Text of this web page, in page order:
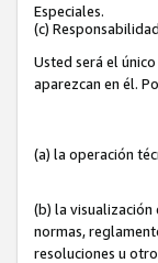
Especiales.
(c)
Usted será el
aparezcan en él.
(a) la operación
(b) la visualización
normas,
resoluciones u